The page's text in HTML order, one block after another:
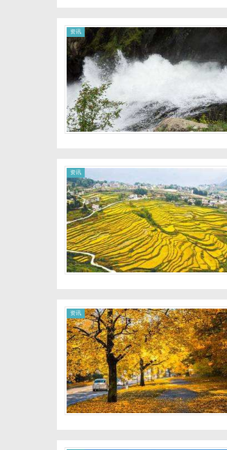
资讯
资讯
资讯